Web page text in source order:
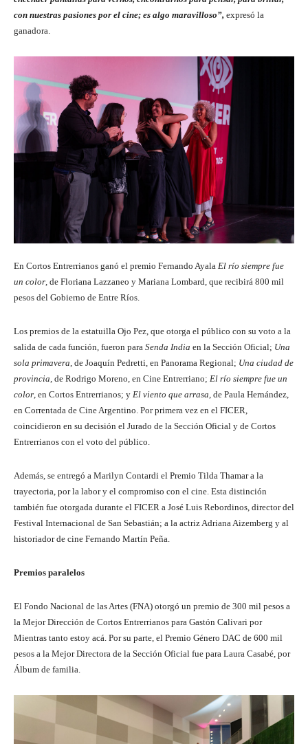
con nuestras pasiones por el cine; es algo maravilloso”, expresó la
ganadora.
En Cortos Entrerrianos ganó el premio Fernando Ayala El río siempre fue
un color , de Floriana Lazzaneo y Mariana Lombard, que recibirá 800 mil
pesos del Gobierno de Entre Ríos.
Los premios de la estatuilla Ojo Pez, que otorga el público con su voto a la
salida de cada función, fueron para Senda India en la Sección Oficial; Una
sola primavera , de Joaquín Pedretti, en Panorama Regional; Una ciudad de
provincia , de Rodrigo Moreno, en Cine Entrerriano; El río siempre fue un
color , en Cortos Entrerrianos; y El viento que arrasa , de Paula Hernández,
en Correntada de Cine Argentino. Por primera vez en el FICER,
coincidieron en su decisión el Jurado de la Sección Oficial y de Cortos
Entrerrianos con el voto del público.
Además, se entregó a Marilyn Contardi el Premio Tilda Thamar a la
trayectoria, por la labor y el compromiso con el cine. Esta distinción
también fue otorgada durante el FICER a José Luis Rebordinos, director del
Festival Internacional de San Sebastián; a la actriz Adriana Aizemberg y al
historiador de cine Fernando Martín Peña.
Premios paralelos
El Fondo Nacional de las Artes (FNA) otorgó un premio de 300 mil pesos a
la Mejor Dirección de Cortos Entrerrianos para Gastón Calivari por
Mientras tanto estoy acá. Por su parte, el Premio Género DAC de 600 mil
pesos a la Mejor Directora de la Sección Oficial fue para Laura Casabé, por
Álbum de familia.